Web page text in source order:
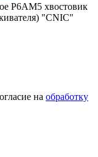
Р6АМ5 хвостовик
"CNIC"
на обработку